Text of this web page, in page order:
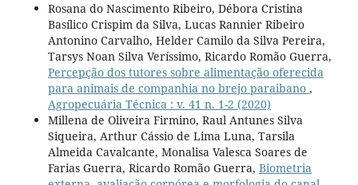
Rosana do Nascimento Ribeiro, Débora Cristina
Basílico Crispim da Silva, Lucas Rannier Ribeiro
Antonino Carvalho, Helder Camilo da Silva Pereira,
Tarsys Noan Silva Veríssimo, Ricardo Romão Guerra,
Percepção dos tutores sobre alimentação oferecida
para animais de companhia no brejo paraibano ,
Agropecuária Técnica : v. 41 n. 1-2 (2020)
Millena de Oliveira Firmino, Raul Antunes Silva
Siqueira, Arthur Cássio de Lima Luna, Tarsila
Almeida Cavalcante, Monalisa Valesca Soares de
Farias Guerra, Ricardo Romão Guerra, Biometria